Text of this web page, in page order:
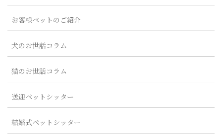
お客様ペットのご紹介
犬のお世話コラム
猫のお世話コラム
送迎ペットシッター
結婚式ペットシッター